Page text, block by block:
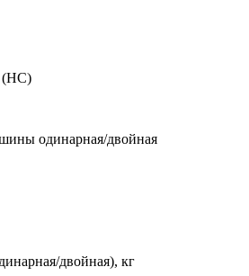
(НС)
одинарная/двойная
двойная), кг